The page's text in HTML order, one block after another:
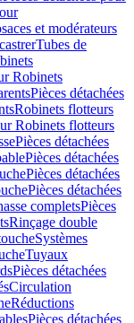
et modérateurs
Tubes de
Robinets
Pièces détachées
Robinets flotteurs
Robinets flotteurs
Pièces détachées
Pièces détachées
Pièces détachées
Pièces détachées
completsPièces
Rinçage double
Systèmes
Tuyaux
Pièces détachées
Circulation
Réductions
Pièces détachées